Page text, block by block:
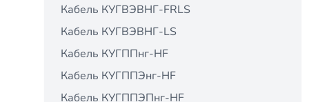
Кабель КУГВЭВНГ-FRLS
Кабель КУГВЭВНГ-LS
Кабель КУГППнг-HF
Кабель КУГППЭнг-HF
Кабель КУГППЭПнг-HF